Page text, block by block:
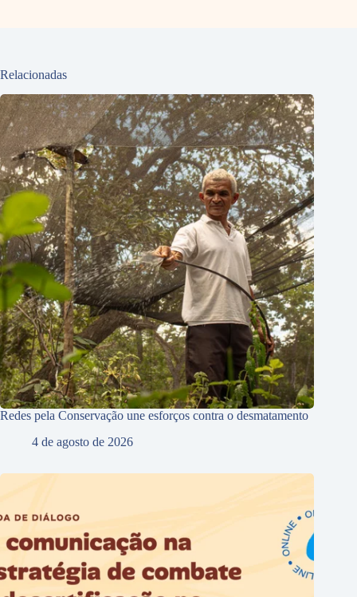
Relacionadas
Redes pela Conservação une esforços contra o desmatamento
4 de agosto de 2026